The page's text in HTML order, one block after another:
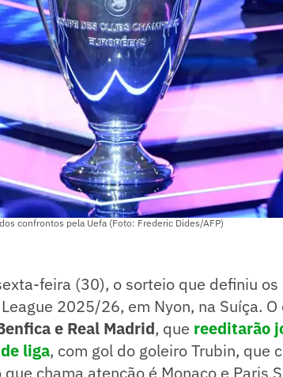
confrontos pela Uefa (Foto: Frederic Dides/AFP)
feira (30), o sorteio que definiu
2025/26, em Nyon, na Suíça.
e Real Madrid, que reeditarão
liga, com gol do goleiro Trubin, que